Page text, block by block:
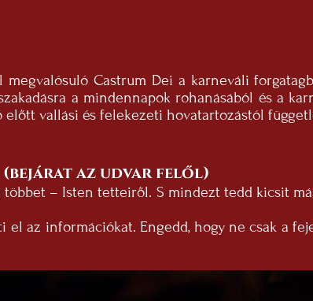
Castrum Dei a karneváli
a mindennapok rohanásából és a
vallási és felekezeti hovatartozástól
(bejárat az udvar felől)
– Isten tetteiről. S mindezt tedd kicsit
az információkat. Engedd, hogy ne csak a